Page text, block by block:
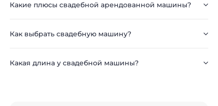
Какие плюсы свадебной арендованной машины?
Как выбрать свадебную машину?
Какая длина у свадебной машины?